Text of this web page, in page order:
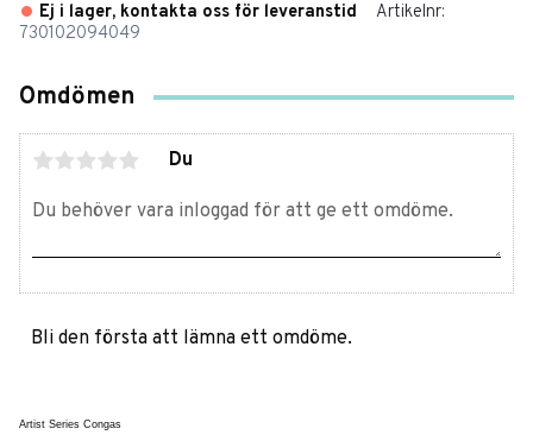
Ej i lager, kontakta oss för leveranstid
Artikelnr
730102094049
Omdömen
Du
Bli den första att lämna ett omdöme.
Artist Series Congas